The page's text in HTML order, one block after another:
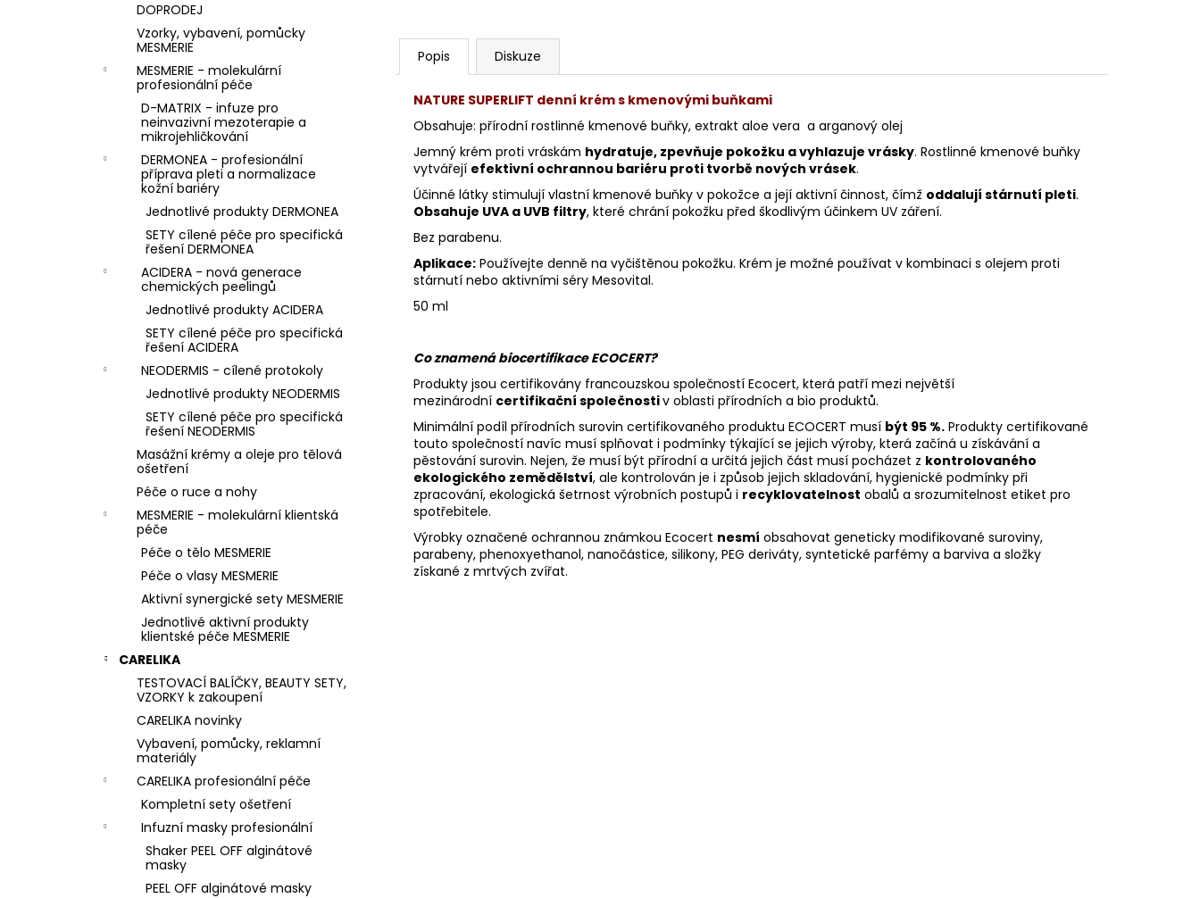
DOPRODEJ
Vzorky, vybavení, pomůcky
MESMERIE
MESMERIE - molekulární
profesionální péče
D-MATRIX - infuze pro
neinvazivní mezoterapie a
mikrojehličkování
DERMONEA - profesionální
příprava pleti a normalizace
kožní bariéry
Jednotlivé produkty DERMONEA
SETY cílené péče pro specifická
řešení DERMONEA
ACIDERA - nová generace
chemických peelingů
Jednotlivé produkty ACIDERA
SETY cílené péče pro specifická
řešení ACIDERA
NEODERMIS - cílené protokoly
Jednotlivé produkty NEODERMIS
SETY cílené péče pro specifická
řešení NEODERMIS
Masážní krémy a oleje pro tělová
ošetření
Péče o ruce a nohy
MESMERIE - molekulární klientská
péče
Péče o tělo MESMERIE
Péče o vlasy MESMERIE
Aktivní synergické sety MESMERIE
Jednotlivé aktivní produkty
klientské péče MESMERIE
CARELIKA
TESTOVACÍ BALÍČKY, BEAUTY SETY,
VZORKY k zakoupení
CARELIKA novinky
Vybavení, pomůcky, reklamní
materiály
CARELIKA profesionální péče
Kompletní sety ošetření
Infuzní masky profesionální
Shaker PEEL OFF alginátové
masky
PEEL OFF alginátové masky
Popis Diskuze
NATURE SUPERLIFT denní krém s kmenovými buňkami
Obsahuje: přírodní rostlinné kmenové buňky, extrakt aloe vera a arganový olej
Jemný krém proti vráskám hydratuje, zpevňuje pokožku a vyhlazuje vrásky. Rostlinné kmenové buňky
vytvářejí efektivní ochrannou bariéru proti tvorbě nových vrásek.
Účinné látky stimulují vlastní kmenové buňky v pokožce a její aktivní činnost, čímž oddalují stárnutí pleti.
Obsahuje UVA a UVB filtry, které chrání pokožku před škodlivým účinkem UV záření.
Bez parabenu.
Aplikace: Používejte denně na vyčištěnou pokožku. Krém je možné používat v kombinaci s olejem proti
stárnutí nebo aktivními séry Mesovital.
50 ml
Co znamená biocertifikace ECOCERT?
Produkty jsou certifikovány francouzskou společností Ecocert, která patří mezi největší
mezinárodní certifikační společnostiv oblasti přírodních a bio produktů.
Minimální podíl přírodních surovin certifikovaného produktu ECOCERT musí být 95 %. Produkty certifikované
touto společností navíc musí splňovat i podmínky týkající se jejich výroby, která začíná u získávání a
pěstování surovin. Nejen, že musí být přírodní a určitá jejich část musí pocházet z kontrolovaného
ekologického zemědělství, ale kontrolován je i způsob jejich skladování, hygienické podmínky při
zpracování, ekologická šetrnost výrobních postupů i recyklovatelnost obalů a srozumitelnost etiket pro
spotřebitele.
Výrobky označené ochrannou známkou Ecocert nesmí obsahovat geneticky modifikované suroviny,
parabeny, phenoxyethanol, nanočástice, silikony, PEG deriváty, syntetické parfémy a barviva a složky
získané z mrtvých zvířat.